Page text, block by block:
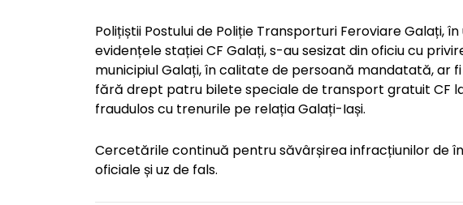
Polițiștii Postului de Poliție Transporturi Feroviare Galați,
evidențele stației CF Galați, s-au sesizat din oficiu cu
municipiul Galați, în calitate de persoană mandatată, ar
fără drept patru bilete speciale de transport gratuit CF
fraudulos cu trenurile pe relația Galați-Iași.
Cercetările continuă pentru săvârșirea infracțiunilor de
oficiale și uz de fals.